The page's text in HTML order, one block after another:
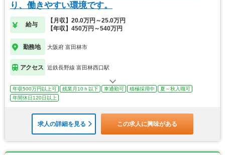
り、働きやすい環境です。
給与
【月収】20.0万円～25.0万円
【年収】450万円～540万円
勤務地 大阪府 富田林市
アクセス 近鉄長野線 富田林西口駅
年収500万円以上可 残業月10ｈ以下 車通勤可 積極採用中
夏～秋入職可
年間休日120日以上
求人の詳細を見る この求人に興味がある